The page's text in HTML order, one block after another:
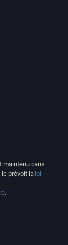
maintenu dans
le prévoit la loi
.